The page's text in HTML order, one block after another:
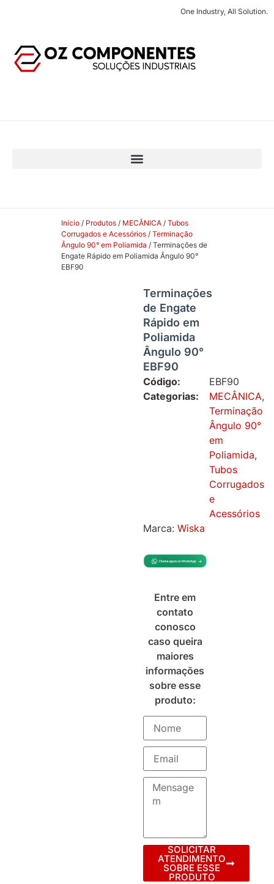
One Industry, All Solution.
Início / Produtos / MECÂNICA / Tubos
Corrugados e Acessórios / Terminação
Ângulo 90° em Poliamida / Terminações de
Engate Rápido em Poliamida Ângulo 90°
EBF90
Terminações
de Engate
Rápido em
Poliamida
Ângulo 90°
EBF90
Código:
EBF90
Categorias:
MECÂNICA,
Terminação
Ângulo 90°
em
Poliamida,
Tubos
Corrugados
e
Acessórios
Marca: Wiska
Entre em
contato
conosco
caso queira
maiores
informações
sobre esse
produto:
SOLICITAR
ATENDIMENTO
SOBRE ESSE
PRODUTO